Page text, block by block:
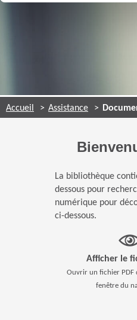
Accueil Assistance
La bibliothèque
dessous pour
numérique pour
ci-dessous.
Afficher le
Ouvrir un fichier PDF
fenêtre du